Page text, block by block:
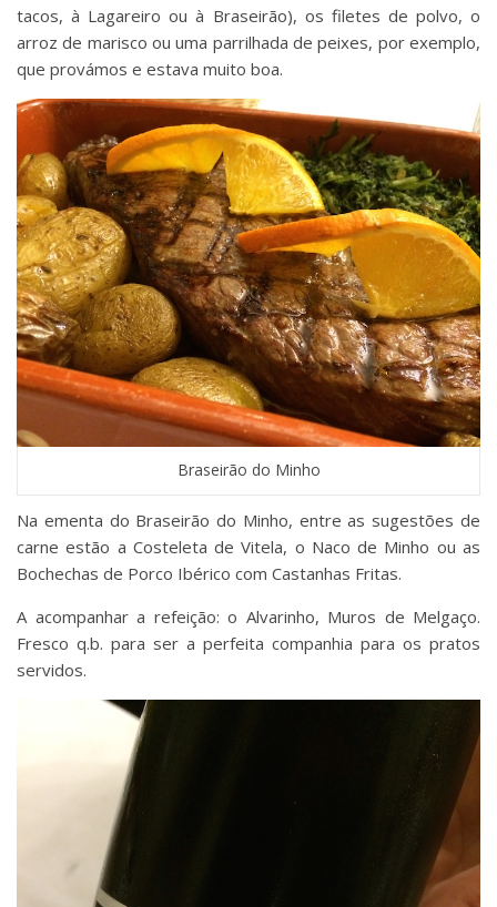
tacos, à Lagareiro ou à Braseirão), os filetes de polvo, o
arroz de marisco ou uma parrilhada de peixes, por exemplo,
que provámos e estava muito boa.
Braseirão do Minho
Na ementa do Braseirão do Minho, entre as sugestões de
carne estão a Costeleta de Vitela, o Naco de Minho ou as
Bochechas de Porco Ibérico com Castanhas Fritas.
A acompanhar a refeição: o Alvarinho, Muros de Melgaço.
Fresco q.b. para ser a perfeita companhia para os pratos
servidos.